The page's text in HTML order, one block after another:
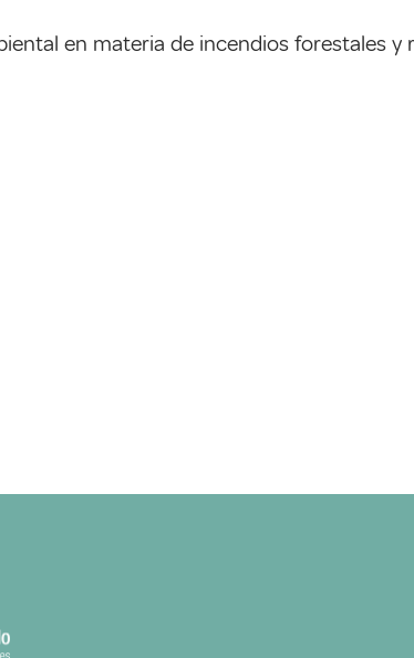
en materia de incendios forestales y